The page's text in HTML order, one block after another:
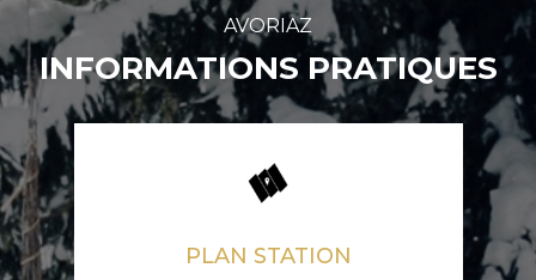
AVORIAZ
INFORMATIONS PRATIQUES
PLAN STATION